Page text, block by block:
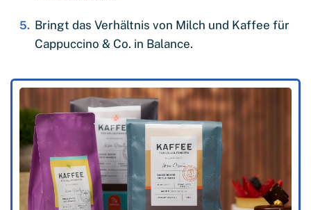
Bringt das Verhältnis von Milch und Kaffee für
Cappuccino & Co. in Balance.